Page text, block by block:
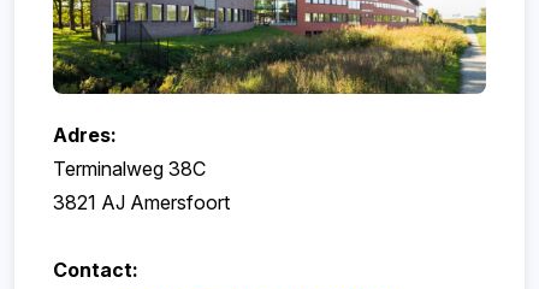
Adres:
Terminalweg 38C
3821 AJ Amersfoort
Contact: